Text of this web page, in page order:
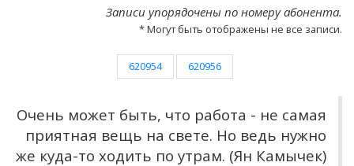
Записи упорядочены по номеру абонента.
* Могут быть отображены не все записи.
620954 620956
Очень может быть, что работа - не самая
приятная вещь на свете. Но ведь нужно
же куда-то ходить по утрам. (Ян Камычек)